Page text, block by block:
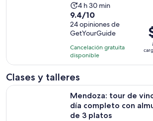
La
actividad
dura
4
horas
y
30
minutos
4 h 30 min
9.4
de
10
con
24
opiniones
9.4/10
24 opiniones de
GetYourGuide
Cancelación gratuita
disponible
Clases y talleres
Mendoza: tour de
día completo con
de 3 platos
Mendoza: tour de vino de día completo